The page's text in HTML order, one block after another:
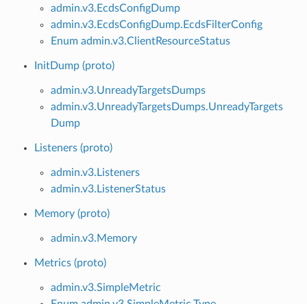
admin.v3.EcdsConfigDump
admin.v3.EcdsConfigDump.EcdsFilterConfig
Enum admin.v3.ClientResourceStatus
InitDump (proto)
admin.v3.UnreadyTargetsDumps
admin.v3.UnreadyTargetsDumps.UnreadyTargets
Dump
Listeners (proto)
admin.v3.Listeners
admin.v3.ListenerStatus
Memory (proto)
admin.v3.Memory
Metrics (proto)
admin.v3.SimpleMetric